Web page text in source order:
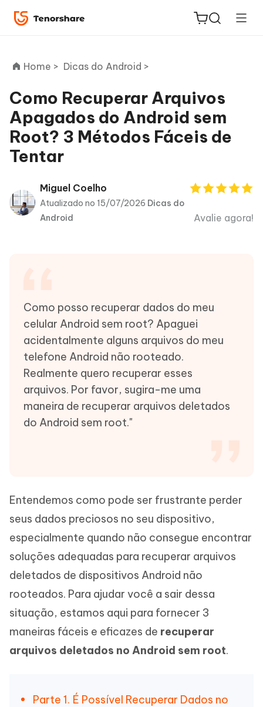
ReiBoot
for iOS
PDNob
PDF
Editor
Home > Dicas do Android >
Como Recuperar Arquivos
Apagados do Android sem
Root? 3 Métodos Fáceis de
Tentar
Miguel Coelho
Atualizado no 15/07/2026 Dicas do
Android
Avalie agora!
Como posso recuperar dados do meu
celular Android sem root? Apaguei
acidentalmente alguns arquivos do meu
telefone Android não rooteado.
Realmente quero recuperar esses
arquivos. Por favor, sugira-me uma
maneira de recuperar arquivos deletados
do Android sem root."
Entendemos como pode ser frustrante perder
seus dados preciosos no seu dispositivo,
especialmente quando não consegue encontrar
soluções adequadas para recuperar arquivos
deletados de dispositivos Android não
rooteados. Para ajudar você a sair dessa
situação, estamos aqui para fornecer 3
maneiras fáceis e eficazes de recuperar
arquivos deletados no Android sem root.
Parte 1. É Possível Recuperar Dados no